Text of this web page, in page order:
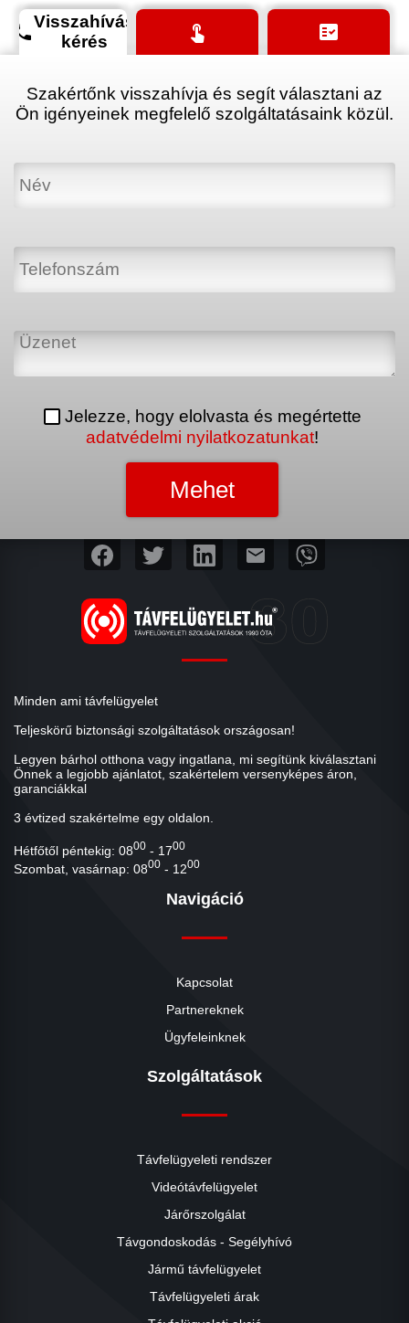
phoneVisszahívás
kérés
touch_app fact_check
Szakértőnk visszahívja és segít választani az
Ön igényeinek megfelelő szolgáltatásaink közül.
Jelezze, hogy elolvasta és megértette
adatvédelmi nyilatkozatunkat!
mail
Minden ami távfelügyelet
Teljeskörű biztonsági szolgáltatások országosan!
Legyen bárhol otthona vagy ingatlana, mi segítünk kiválasztani
Önnek a legjobb ajánlatot, szakértelem versenyképes áron,
garanciákkal
3 évtized szakértelme egy oldalon.
Hétfőtől péntekig: 0800 - 1700
Szombat, vasárnap: 0800 - 1200
Navigáció
Kapcsolat
Partnereknek
Ügyfeleinknek
Szolgáltatások
Távfelügyeleti rendszer
Videótávfelügyelet
Járőrszolgálat
Távgondoskodás - Segélyhívó
Jármű távfelügyelet
Távfelügyeleti árak